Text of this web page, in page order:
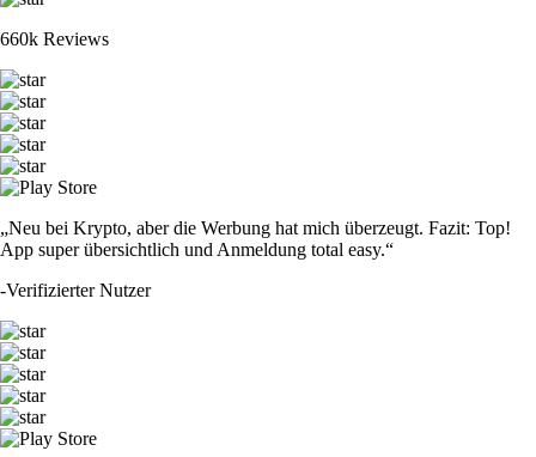
660k Reviews
„Neu bei Krypto, aber die Werbung hat mich überzeugt. Fazit: Top!
App super übersichtlich und Anmeldung total easy.“
-Verifizierter Nutzer